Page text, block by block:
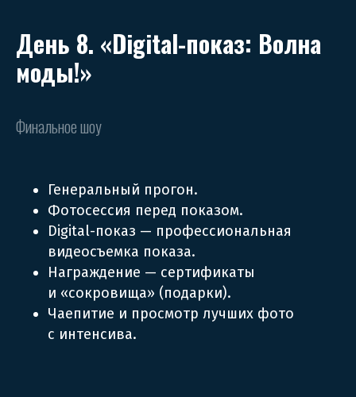
День 8. «Digital-показ: Волна
моды!»
Финальное шоу
Генеральный прогон.
Фотосессия перед показом.
Digital-показ — профессиональная
видеосъемка показа.
Награждение — сертификаты
и «сокровища» (подарки).
Чаепитие и просмотр лучших фото
с интенсива.